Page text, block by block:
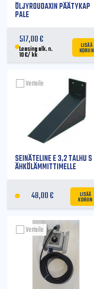
ÖLJYROUDAXIN PÄÄTYKAP
PALE
517,00€
Leasing alk. n.
10€/ kk
LISÄÄ
KORIIN
SEINÄTELINE E 3,2 TALHU S
ÄHKÖLÄMMITTIMELLE
48,00€ LISÄÄ
KORIIN
Vertaile
Vertaile